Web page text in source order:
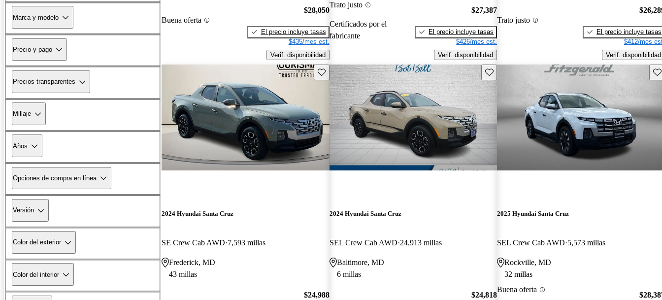
Marca y modelo
Precio y pago
Precios transparentes
Millaje
Años
Opciones de compra en línea
Versión
Color del exterior
Color del interior
Buena oferta
$28,050
El precio incluye tasas
$435/mes est.
Verif. disponibilidad
Trato justo
Certificados por el
fabricante
$27,387
El precio incluye tasas
$426/mes est.
Verif. disponibilidad
Trato justo
El precio incluye tasas
$412/mes
Verif. disponibilidad
Guarda este Aviso
2024 Hyundai Santa Cruz
SE Crew Cab AWD 7,593 millas
Frederick, MD
43 millas
$24,988
Guarda este Aviso
2024 Hyundai Santa Cruz
SEL Crew Cab AWD 24,913 millas
Baltimore, MD
6 millas
$24,818
2025 Hyundai Santa Cruz
SEL Crew Cab AWD 5,573 millas
Rockville, MD
32 millas
Buena oferta